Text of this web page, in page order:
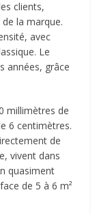
clients,
la marque.
avec
Le
années, grâce
millimètres de
6 centimètres.
de
vivent dans
quasiment
de 5 à 6 m²